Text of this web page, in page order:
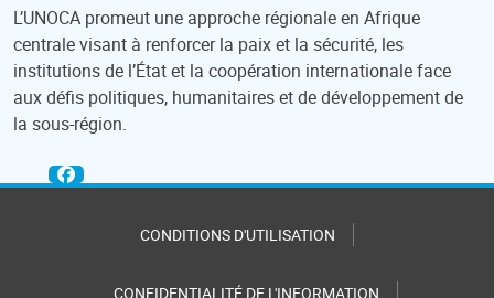
L’UNOCA promeut une approche régionale en Afrique
centrale visant à renforcer la paix et la sécurité, les
institutions de l’État et la coopération internationale face
aux défis politiques, humanitaires et de développement de
la sous-région.
CONDITIONS D'UTILISATION
CONFIDENTIALITÉ DE L'INFORMATION